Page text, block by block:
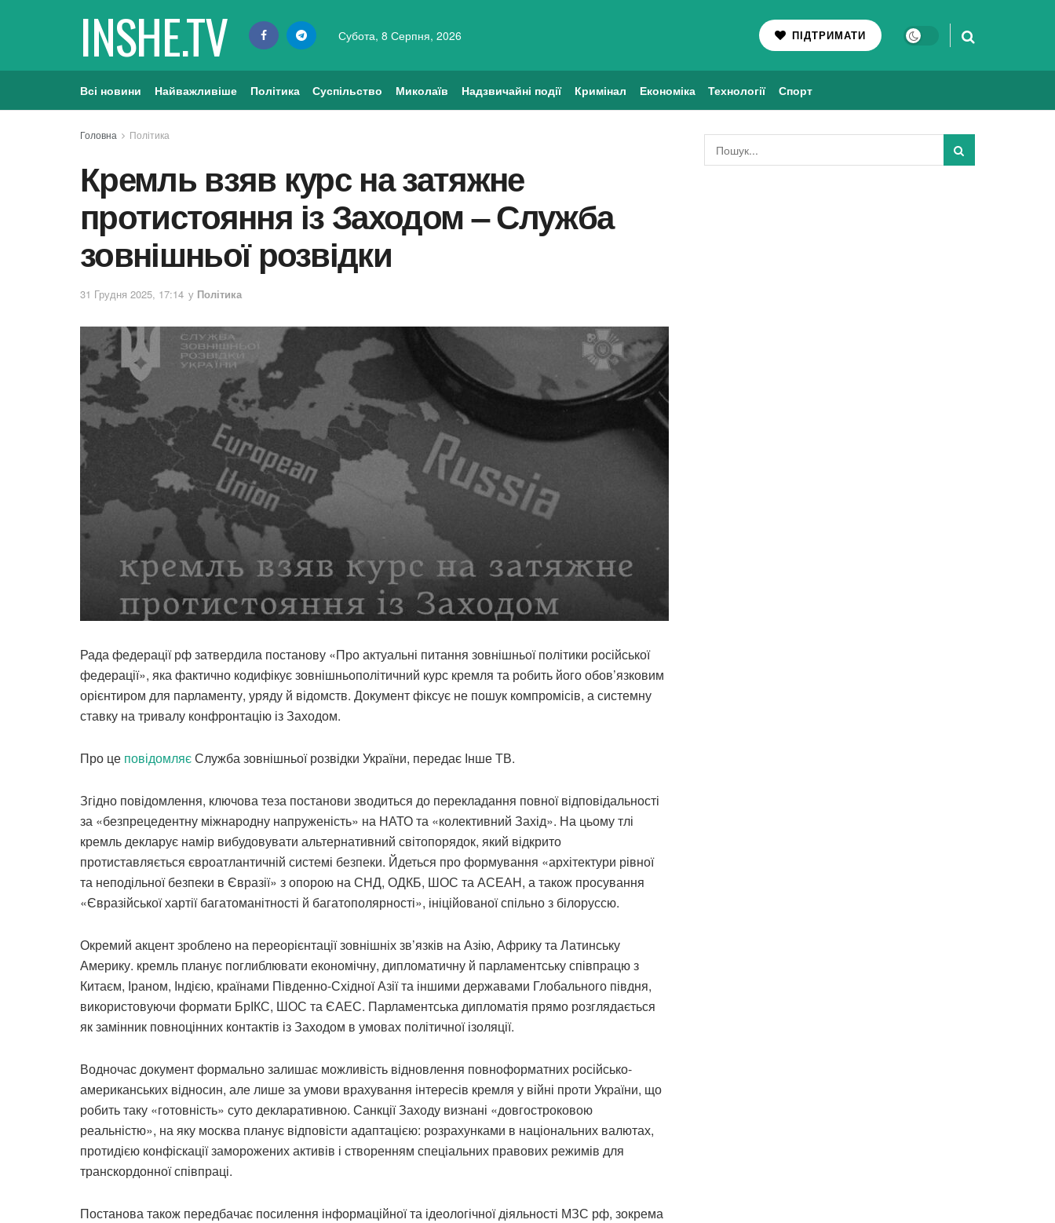
INSHE.TV Субота, 8 Серпня, 2026 ПІДТРИМАТИ
Всі новини Найважливіше Політика Суспільство Миколаїв Надзвичайні події Кримінал Економіка Технології Спорт
Головна Політика
Кремль взяв курс на затяжне
протистояння із Заходом – Служба
зовнішньої розвідки
31 Грудня 2025, 17:14 у Політика
Рада федерації рф затвердила постанову «Про актуальні питання зовнішньої політики російської
федерації», яка фактично кодифікує зовнішньополітичний курс кремля та робить його обов’язковим
орієнтиром для парламенту, уряду й відомств. Документ фіксує не пошук компромісів, а системну
ставку на тривалу конфронтацію із Заходом.
Про це повідомляєСлужба зовнішньої розвідки України, передає Інше ТВ.
Згідно повідомлення, ключова теза постанови зводиться до перекладання повної відповідальності
за «безпрецедентну міжнародну напруженість» на НАТО та «колективний Захід». На цьому тлі
кремль декларує намір вибудовувати альтернативний світопорядок, який відкрито
протиставляється євроатлантичній системі безпеки. Йдеться про формування «архітектури рівної
та неподільної безпеки в Євразії» з опорою на СНД, ОДКБ, ШОС та АСЕАН, а також просування
«Євразійської хартії багатоманітності й багатополярності», ініційованої спільно з білоруссю.
Окремий акцент зроблено на переорієнтації зовнішніх зв’язків на Азію, Африку та Латинську
Америку. кремль планує поглиблювати економічну, дипломатичну й парламентську співпрацю з
Китаєм, Іраном, Індією, країнами Південно-Східної Азії та іншими державами Глобального півдня,
використовуючи формати БрІКС, ШОС та ЄАЕС. Парламентська дипломатія прямо розглядається
як замінник повноцінних контактів із Заходом в умовах політичної ізоляції.
Водночас документ формально залишає можливість відновлення повноформатних російсько-
американських відносин, але лише за умови врахування інтересів кремля у війні проти України, що
робить таку «готовність» суто декларативною. Санкції Заходу визнані «довгостроковою
реальністю», на яку москва планує відповісти адаптацією: розрахунками в національних валютах,
протидією конфіскації заморожених активів і створенням спеціальних правових режимів для
транскордонної співпраці.
Постанова також передбачає посилення інформаційної та ідеологічної діяльності МЗС рф, зокрема